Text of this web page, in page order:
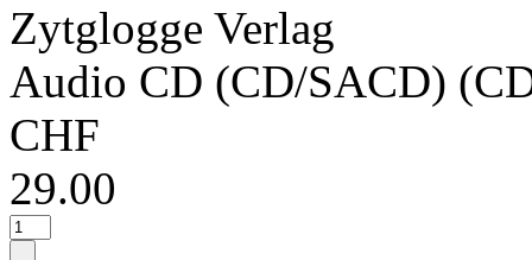
Zytglogge Verlag
Audio CD (CD/SACD)
CHF
29.00